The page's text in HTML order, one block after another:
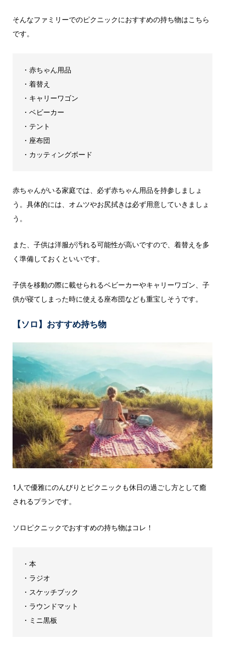
そんなファミリーでのピクニックにおすすめの持ち物はこちら
です。
・赤ちゃん用品
・着替え
・キャリーワゴン
・ベビーカー
・テント
・座布団
・カッティングボード
赤ちゃんがいる家庭では、必ず赤ちゃん用品を持参しましょ
う。具体的には、オムツやお尻拭きは必ず用意していきましょ
う。
また、子供は洋服が汚れる可能性が高いですので、着替えを多
く準備しておくといいです。
子供を移動の際に載せられるベビーカーやキャリーワゴン、子
供が寝てしまった時に使える座布団なども重宝しそうです。
【ソロ】おすすめ持ち物
1人で優雅にのんびりとピクニックも休日の過ごし方として癒
されるプランです。
ソロピクニックでおすすめの持ち物はコレ！
・本
・ラジオ
・スケッチブック
・ラウンドマット
・ミニ黒板